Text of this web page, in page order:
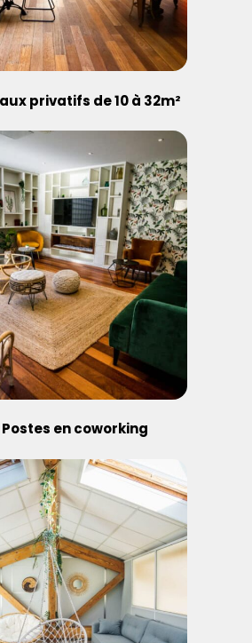
privatifs de 10 à 32m²
Postes en coworking